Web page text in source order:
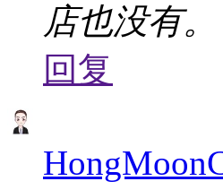
店也没有
回复